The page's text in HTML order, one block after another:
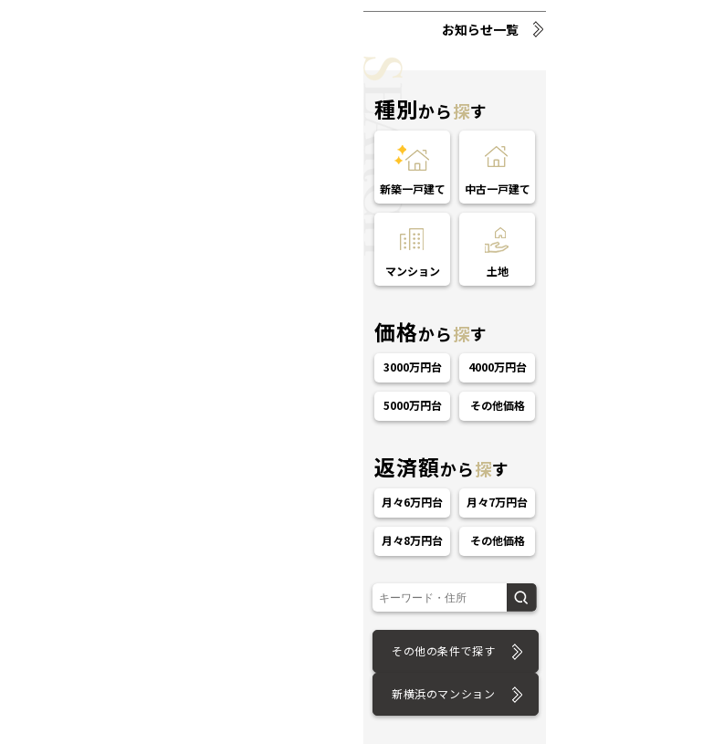
お知らせ一覧
種別から探す
新築一戸建て 中古一戸建て
マンション 土地
価格から探す
3000万円台 4000万円台
5000万円台 その他価格
返済額から探す
月々6万円台 月々7万円台
月々8万円台 その他価格
その他の条件で探す
新横浜のマンション